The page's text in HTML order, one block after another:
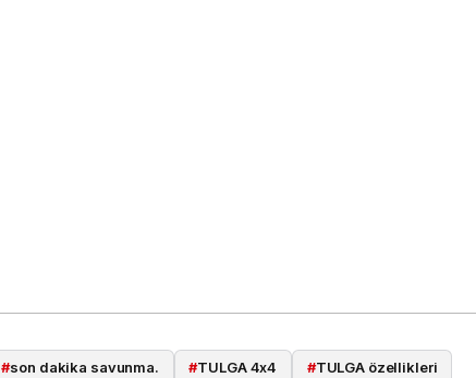
#son dakika savunma. #TULGA 4x4 #TULGA özellikleri